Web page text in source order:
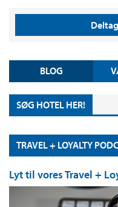
BLOG
SØG HOTEL HER!
TRAVEL + LOYALTY
Lyt til vores Travel +